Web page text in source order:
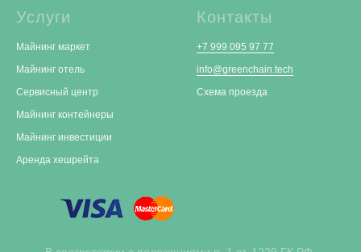
Услуги
Майнинг маркет
Майнинг отель
Сервисный центр
Майнинг контейнеры
Майнинг инвестиции
Аренда хешрейта
Контакты
+7 999 095 97 77
info@greenchain.tech
Схема проезда